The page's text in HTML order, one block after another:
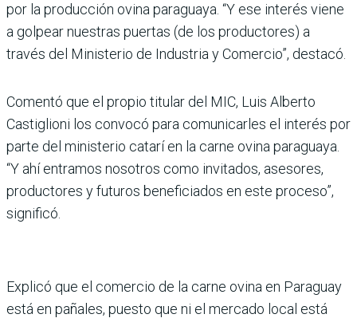
por la producción ovina paraguaya. “Y ese interés viene
a golpear nuestras puertas (de los productores) a
través del Ministerio de Industria y Comercio”, destacó.
Comentó que el propio titular del MIC, Luis Alberto
Castiglioni los convocó para comunicarles el interés por
parte del ministerio catarí en la carne ovina paraguaya.
“Y ahí entramos nosotros como invitados, asesores,
productores y futuros beneficiados en este proceso”,
significó.
Explicó que el comercio de la carne ovina en Paraguay
está en pañales, puesto que ni el mercado local está